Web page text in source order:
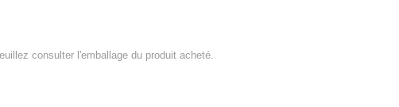
consulter l'emballage du produit acheté.